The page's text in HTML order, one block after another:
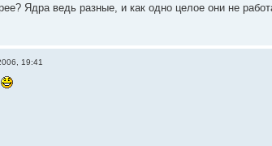
Ядра ведь разные, и как одно целое они не
19:41